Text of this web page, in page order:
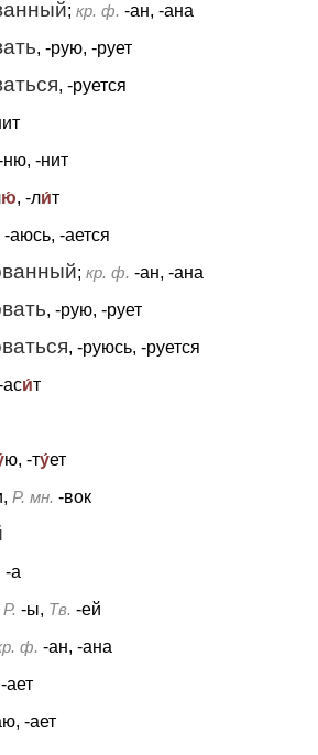
; кр. ф. -ан, -ана
, -рую, -рует
, -руется
ню, -нит
ю́, -ли́т
-аюсь, -ается
; кр. ф. -ан, -ана
, -рую, -рует
, -руюсь, -руется
аси́т
ю, -ту́ет
Р. мн. -вок
-а
Р. -ы, Тв. -ей
ф. -ан, -ана
ает
-ает